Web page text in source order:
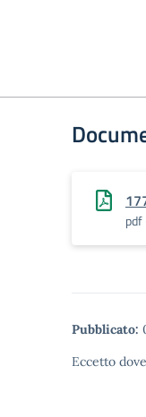
Pubblicato:
Eccetto